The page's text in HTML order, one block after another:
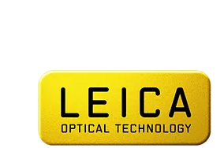
Adaptoare pentru convertoare sau
Alimentatoare 220V
Cabluri